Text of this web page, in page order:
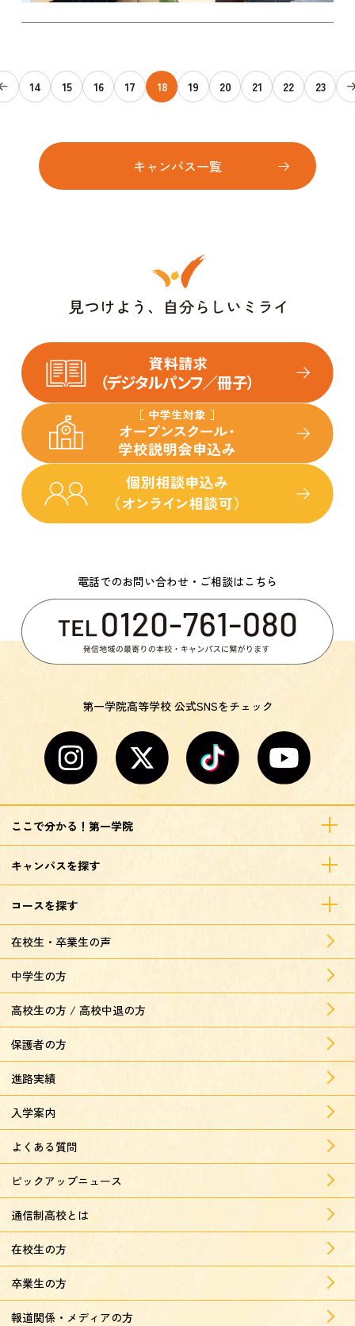
14 15 16 17 18 19 20 21 22 23
キャンパス一覧
電話でのお問い合わせ・ご相談はこちら
第一学院高等学校 公式SNSをチェック
ここで分かる！第一学院
キャンパスを探す
コースを探す
在校生・卒業生の声
中学生の方
高校生の方 / 高校中退の方
保護者の方
進路実績
入学案内
よくある質問
ピックアップニュース
通信制高校とは
在校生の方
卒業生の方
報道関係・メディアの方